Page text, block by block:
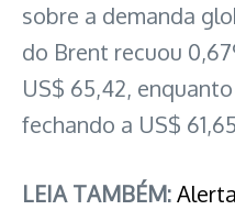
sobre a demanda
do Brent recuou
US$ 65,42,
fechando a US$
LEIA TAMBÉM: